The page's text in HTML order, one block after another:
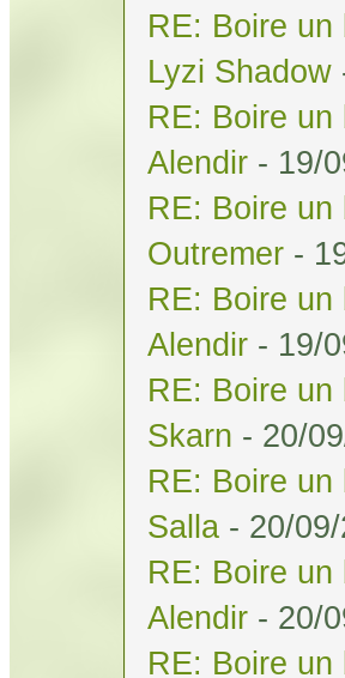
RE: Boire
Lyzi Shadow
RE: Boire
Alendir - 19/
RE: Boire
Outremer -
RE: Boire
Alendir - 19/
RE: Boire
Skarn - 20/
RE: Boire
Salla - 20/
RE: Boire
Alendir - 20/
RE: Boire